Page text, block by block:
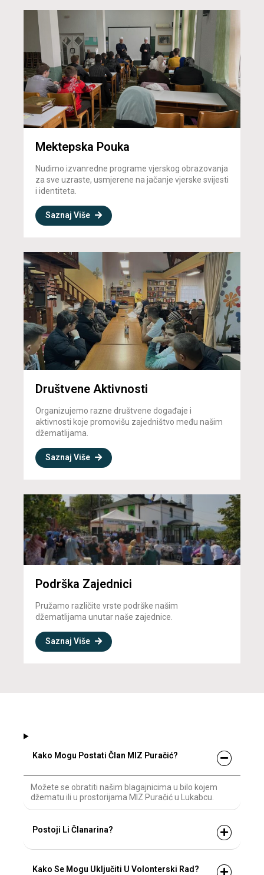
Mektepska Pouka
Nudimo izvanredne programe vjerskog obrazovanja
za sve uzraste, usmjerene na jačanje vjerske svijesti
i identiteta.
Saznaj Više
Društvene Aktivnosti
Organizujemo razne društvene događaje i
aktivnosti koje promovišu zajedništvo među našim
džematlijama.
Saznaj Više
Podrška Zajednici
Pružamo različite vrste podrške našim
džematlijama unutar naše zajednice.
Saznaj Više
Kako Mogu Postati Član MIZ Puračić?
Možete se obratiti našim blagajnicima u bilo kojem
džematu ili u prostorijama MIZ Puračić u Lukabcu.
Postoji Li Članarina?
Kako Se Mogu Uključiti U Volonterski Rad?